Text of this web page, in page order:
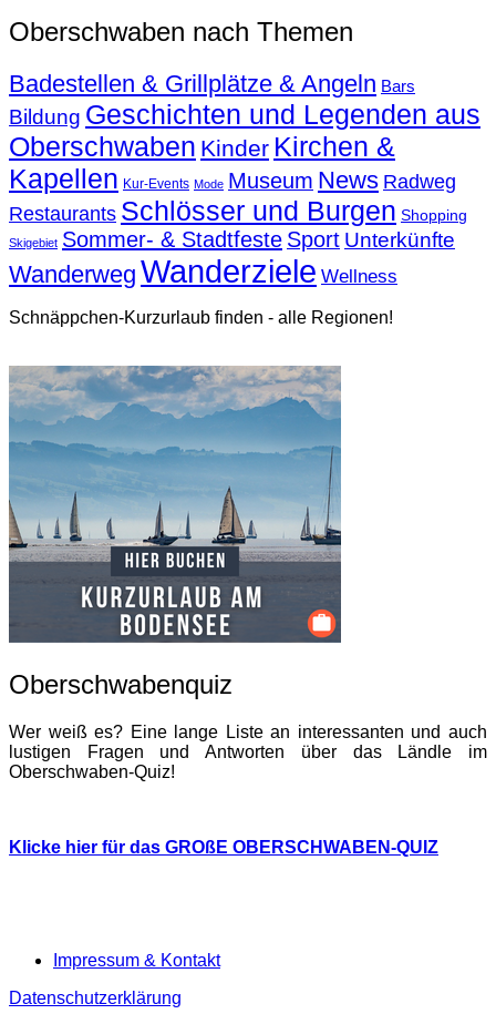
Oberschwaben nach Themen
Badestellen & Grillplätze & Angeln Bars
Bildung Geschichten und Legenden aus
Oberschwaben Kinder Kirchen &
Kapellen Kur-Events Mode Museum News Radweg
Restaurants Schlösser und Burgen Shopping
Skigebiet Sommer- & Stadtfeste Sport Unterkünfte
Wanderweg Wanderziele Wellness
Schnäppchen-Kurzurlaub finden - alle Regionen!
Oberschwabenquiz
Wer weiß es? Eine lange Liste an interessanten und auch
lustigen Fragen und Antworten über das Ländle im
Oberschwaben-Quiz!
Klicke hier für das GROßE OBERSCHWABEN-QUIZ
Impressum & Kontakt
Datenschutzerklärung